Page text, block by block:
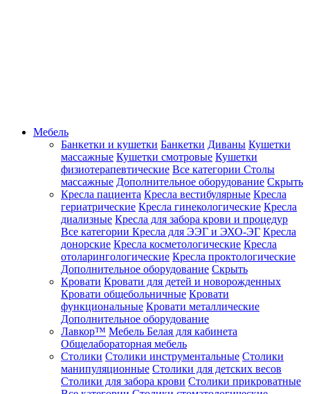
Мебель
Банкетки и кушетки Банкетки Диваны Кушетки
массажные Кушетки смотровые Кушетки
физиотерапевтические Все категории Столы
массажные Дополнительное оборудование Скрыть
Кресла пациента Кресла вестибулярные Кресла
гериатрические Кресла гинекологические Кресла
диализные Кресла для забора крови и процедур
Все категории Кресла для ЭЭГ и ЭХО-ЭГ Кресла
донорские Кресла косметологические Кресла
отоларингологические Кресла проктологические
Дополнительное оборудование Скрыть
Кровати Кровати для детей и новорожденных
Кровати общебольничные Кровати
функциональные Кровати металлические
Дополнительное оборудование
Лавкор™ Мебель Белая для кабинета
Общелабораторная мебель
Столики Столики инструментальные Столики
манипуляционные Столики для детских весов
Столики для забора крови Столики прикроватные